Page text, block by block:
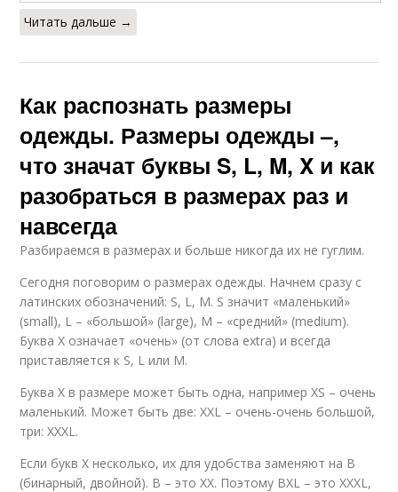
Читать дальше →
Как распознать размеры
одежды. Размеры одежды –,
что значат буквы S, L, M, X и как
разобраться в размерах раз и
навсегда
Разбираемся в размерах и больше никогда их не гуглим.
Сегодня поговорим о размерах одежды. Начнем сразу с
латинских обозначений: S, L, M. S значит «маленький»
(small), L – «большой» (large), M – «средний» (medium).
Буква X означает «очень» (от слова extra) и всегда
приставляется к S, L или M.
Буква X в размере может быть одна, например XS – очень
маленький. Может быть две: XXL – очень-очень большой,
три: XXXL.
Если букв X несколько, их для удобства заменяют на B
(бинарный, двойной). B – это XX. Поэтому BXL – это XXXL,